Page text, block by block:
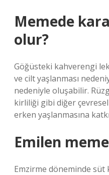
Memede
olur?
Göğüsteki kahverengi
ve cilt yaşlanması
nedeniyle oluşabilir.
kirliliği gibi diğer
erken yaşlanmasına
Emilen
Emzirme döneminde süt